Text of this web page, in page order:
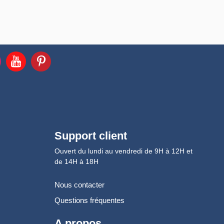
Support client
Ouvert du lundi au vendredi de 9H à 12H et
de 14H à 18H
Nous contacter
Questions fréquentes